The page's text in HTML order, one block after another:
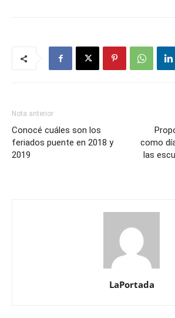
Nota anterior
Conocé cuáles son los
feriados puente en 2018 y
2019
como
las
LaPortada